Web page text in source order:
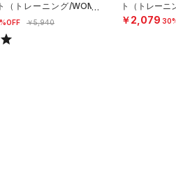
（トレーニング/WOME
￥5,940
ト（トレーニ
￥2,079